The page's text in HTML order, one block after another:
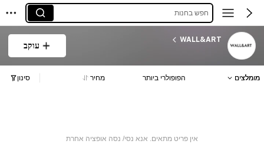
חפש בחנות
WALL&ART
עוקב
מומלצים הפופולרי ביותר מחיר סינון
אין פריט מתאים. אנא נסי/ נסה אופציה אחרת